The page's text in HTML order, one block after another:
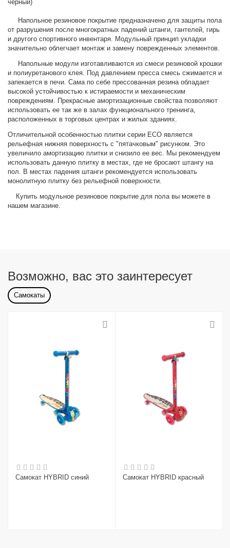
черный)
Напольное резиновое покрытие предназначено для защиты пола
от разрушения после многократных падений штанги, гантелей, гирь
и другого спортивного инвентаря. Модульный принцип укладки
значительно облегчает монтаж и замену поврежденных элементов.
Напольные модули изготавливаются из смеси резиновой крошки
и полиуретанового клея. Под давлением пресса смесь сжимается и
запекается в печи. Сама по себе прессованная резина обладает
высокой устойчивостью к истираемости и механическим
повреждениям. Прекрасные амортизационные свойства позволяют
использовать ее так же в залах функционального тренинга,
расположенных в торговых центрах и жилых зданиях.
Отличительной особенностью плитки серии ECO является
рельефная нижняя поверхность с "пятачковым" рисунком. Это
увеличило амортизацию плитки и снизило ее вес. Мы рекомендуем
использовать данную плитку в местах, где не бросают штангу на
пол. В местах падения штанги рекомендуется использовать
монолитную плитку без рельефной поверхности.
Купить модульное резиновое покрытие для пола вы можете в
нашем магазине.
Возможно, вас это заинтересует
Самокаты
Самокат HYBRID синий Самокат HYBRID красный